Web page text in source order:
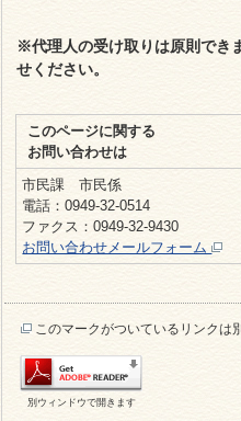
※代理人の受け取りは原則でき
せください。
このページに関する
お問い合わせは
市民課 市民係
電話：0949-32-0514
ファクス：0949-32-9430
お問い合わせメールフォーム
このマークがついているリンクは
別ウィンドウで開きます